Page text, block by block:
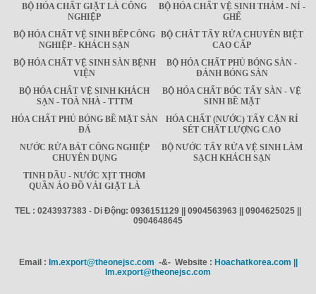
BỘ HÓA CHẤT GIẶT LÀ CÔNG
NGHIỆP
BỘ HÓA CHẤT VỆ SINH THẢM - NỈ -
GHẾ
BỘ HÓA CHẤT VỆ SINH BẾP CÔNG
NGHIỆP - KHÁCH SẠN
BỘ CHÂT TẨY RỬA CHUYÊN BIỆT
CAO CẤP
BỘ HÓA CHẤT VỆ SINH SÀN BỆNH
VIỆN
BỘ HÓA CHẤT PHỦ BÓNG SÀN -
ĐÁNH BÓNG SÀN
BỘ HÓA CHẤT VỆ SINH KHÁCH
SẠN - TOÀ NHÀ - TTTM
BỘ HÓA CHẤT BÓC TẨY SÀN - VỆ
SINH BỀ MẶT
HÓA CHẤT PHỦ BÓNG BỀ MẶT SÀN
ĐÁ
HÓA CHẤT (NƯỚC) TẨY CẶN RỈ
SÉT CHẤT LƯỢNG CAO
NƯỚC RỬA BÁT CÔNG NGHIỆP
CHUYÊN DỤNG
BỘ NƯỚC TẨY RỬA VỆ SINH LÀM
SẠCH KHÁCH SẠN
TINH DẦU - NƯỚC XỊT THƠM
QUẦN ÁO ĐỒ VẢI GIẶT LÀ
TEL : 0243937383 - Di Động: 0936151129 || 0904563963 || 0904625025 ||
0904648645
Email : Im.export@theonejsc.com -&- Website : Hoachatkorea.com ||
Im.export@theonejsc.com